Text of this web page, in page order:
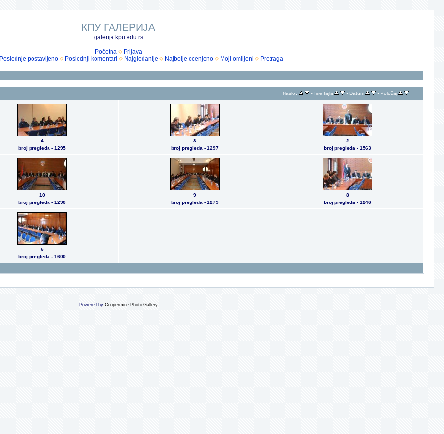
КПУ ГАЛЕРИЈА
galerija.kpu.edu.rs
Početna
Prijava
Poslednje postavljeno Poslednji komentari Najgledanije Najbolje ocenjeno Moji omiljeni Pretraga
Naslov • Ime fajla • Datum • Položaj
4
broj pregleda - 1295
3
broj pregleda - 1297
2
broj pregleda - 1563
10
broj pregleda - 1290
9
broj pregleda - 1279
8
broj pregleda - 1246
6
broj pregleda - 1600
Powered by Coppermine Photo Gallery